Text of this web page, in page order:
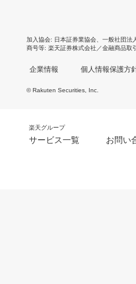
加入協会 日本証券業協会 一般社団法
商号等 楽天証券株式会社／金融商品取
企業情報 個人情報保護方
© Rakuten Securities, Inc.
楽天グループ
サービス一覧 お問い